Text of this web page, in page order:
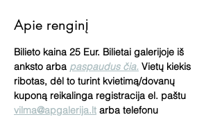
Apie renginį
Bilieto kaina 25 Eur. Bilietai galerijoje iš
anksto arba paspaudus čia. Vietų kiekis
ribotas, dėl to turint kvietimą/dovanų
kuponą reikalinga registracija el. paštu
vilma@apgalerija.lt arba telefonu